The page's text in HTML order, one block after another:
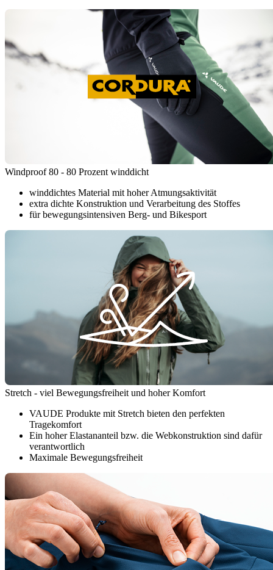
Windproof 80 - 80 Prozent winddicht
winddichtes Material mit hoher Atmungsaktivität
extra dichte Konstruktion und Verarbeitung des Stoffes
für bewegungsintensiven Berg- und Bikesport
Stretch - viel Bewegungsfreiheit und hoher Komfort
VAUDE Produkte mit Stretch bieten den perfekten
Tragekomfort
Ein hoher Elastananteil bzw. die Webkonstruktion sind dafür
verantwortlich
Maximale Bewegungsfreiheit